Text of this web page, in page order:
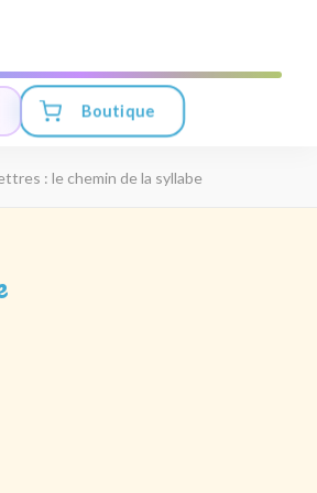
Boutique
: le chemin de la syllabe